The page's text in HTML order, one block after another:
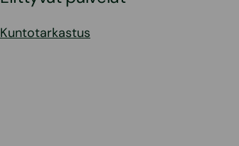
Kuntotarkastus